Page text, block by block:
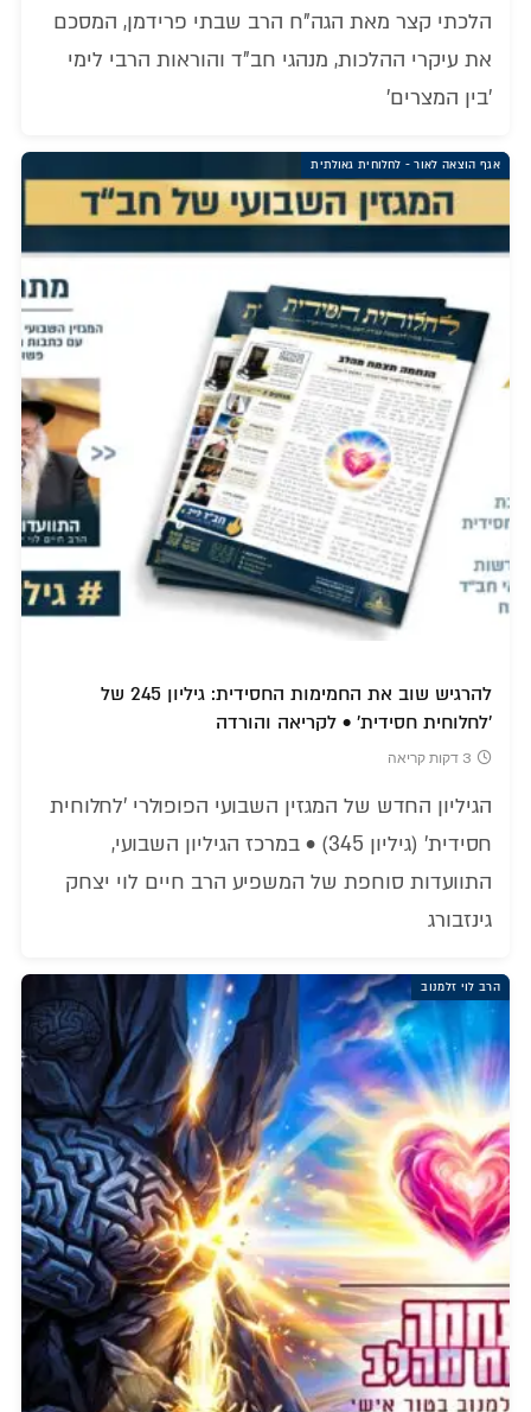
הלכתי קצר מאת הגה"ח הרב שבתי פרידמן, המסכם
את עיקרי ההלכות, מנהגי חב"ד והוראות הרבי לימי
'בין המצרים'
אגף הוצאה לאור - לחלוחית גאולתית
להרגיש שוב את החמימות החסידית: גיליון 245 של
'לחלוחית חסידית' • לקריאה והורדה
3 דקות קריאה
הגיליון החדש של המגזין השבועי הפופולרי 'לחלוחית
חסידית' (גיליון 345) • במרכז הגיליון השבועי,
התוועדות סוחפת של המשפיע הרב חיים לוי יצחק
גינזבורג
הרב לוי זלמנוב